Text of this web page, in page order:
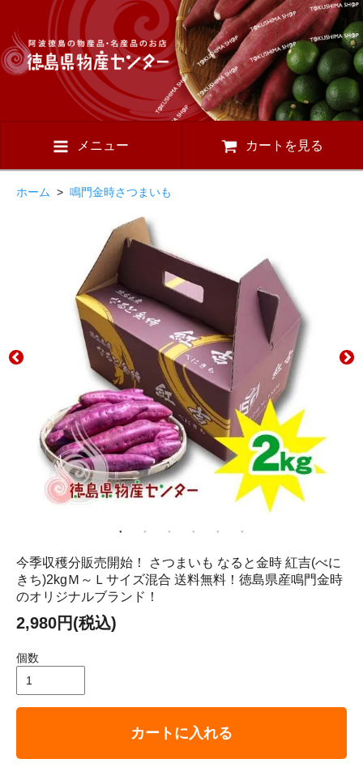
メニュー カートを見る
ホーム > 鳴門金時さつまいも
今季収穫分販売開始！ さつまいも なると金時 紅吉(べに
きち)2kgＭ～Ｌサイズ混合 送料無料！徳島県産鳴門金時
のオリジナルブランド！
2,980円(税込)
個数
カートに入れる